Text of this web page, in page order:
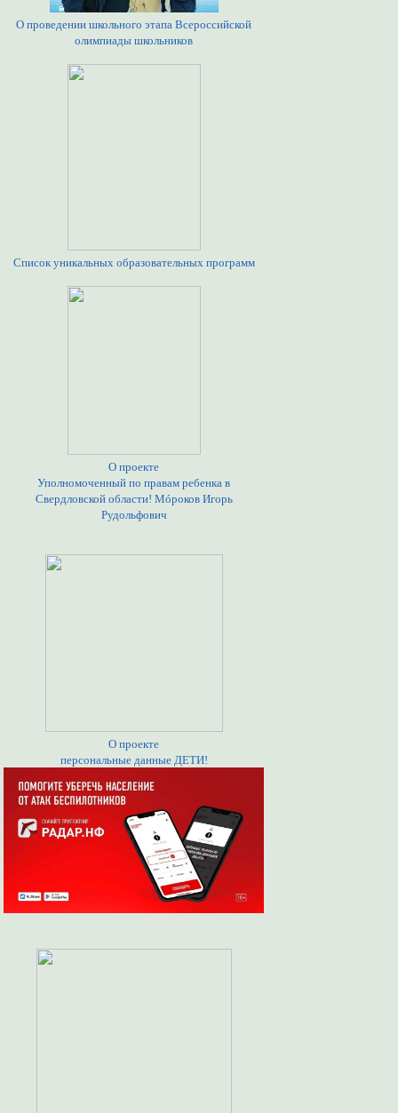
О проведении школьного этапа Всероссийской
олимпиады школьников
Список уникальных образовательных программ
О проекте
Уполномоченный по правам ребенка в
Свердловской области! Мóроков Игорь
Рудольфович
О проекте
персональные данные ДЕТИ!